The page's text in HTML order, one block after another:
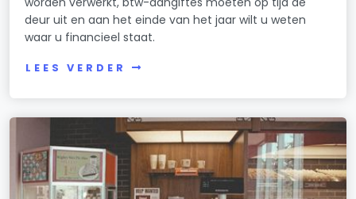
deur uit en aan het einde van het jaar wilt u weten
waar u financieel staat.
LEES VERDER